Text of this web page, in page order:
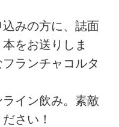
みの方に、誌面
をお送りしま
ランチャコルタ
イン飲み。素敵
さい！